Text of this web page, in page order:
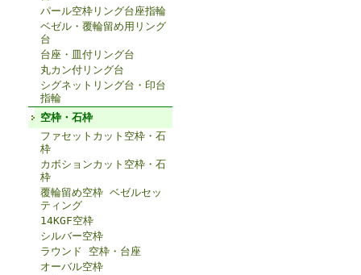
パール空枠リング台座指輪
ベゼル・覆輪留め用リング
台
台座・皿付リング台
丸カン付リング台
シグネットリング台・印台
指輪
空枠・石枠
ファセットカット空枠・石
枠
カボションカット空枠・石
枠
覆輪留め空枠 ベゼルセッ
ティング
14KGF空枠
シルバー空枠
ラウンド 空枠・台座
オーバル空枠